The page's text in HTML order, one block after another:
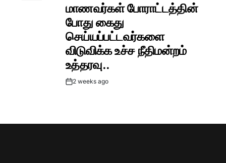
மாணவர்கள் போராட்டத்தின்
போது கைது
செய்யப்பட்டவர்களை
விடுவிக்க உச்ச நீதிமன்றம்
உத்தரவு..
Post2 weeks ago